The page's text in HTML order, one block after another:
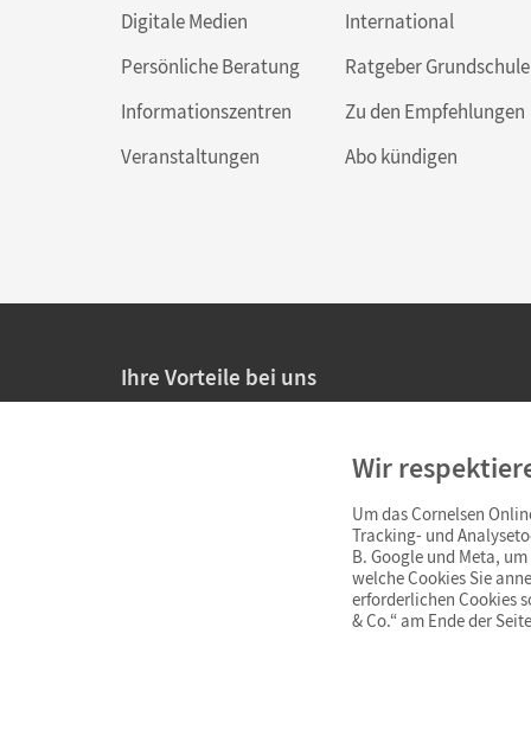
Digitale Medien
Persönliche Beratung
Informationszentren
Veranstaltungen
International
Ratgeber Grundschule
Zu den Empfehlungen
Abo kündigen
Ihre Vorteile bei uns
Persönliche Angebote für Lehrkräfte
Sicheres Einkaufen mit SSL-Verschlüsselung
Widerrufsfristvon 4 Wochen
Schnelle und einfache Retourenabwicklung
Wir
Um das Cornelsen
Tracking- und
B. Google und Meta,
welche Cookies Sie
erforderlichen Cookies
& Co.“ am Ende der